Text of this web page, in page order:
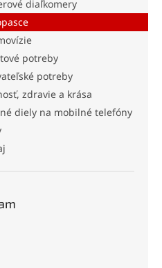
diaľkomery
potreby
potreby
zdravie a krása
diely na mobilné telefóny